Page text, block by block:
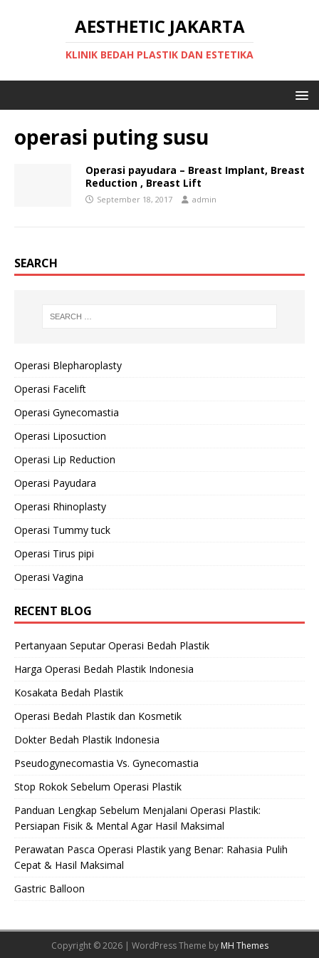
AESTHETIC JAKARTA
KLINIK BEDAH PLASTIK DAN ESTETIKA
operasi puting susu
Operasi payudara – Breast Implant, Breast
Reduction , Breast Lift
September 18, 2017 admin
SEARCH
Operasi Blepharoplasty
Operasi Facelift
Operasi Gynecomastia
Operasi Liposuction
Operasi Lip Reduction
Operasi Payudara
Operasi Rhinoplasty
Operasi Tummy tuck
Operasi Tirus pipi
Operasi Vagina
RECENT BLOG
Pertanyaan Seputar Operasi Bedah Plastik
Harga Operasi Bedah Plastik Indonesia
Kosakata Bedah Plastik
Operasi Bedah Plastik dan Kosmetik
Dokter Bedah Plastik Indonesia
Pseudogynecomastia Vs. Gynecomastia
Stop Rokok Sebelum Operasi Plastik
Panduan Lengkap Sebelum Menjalani Operasi Plastik:
Persiapan Fisik & Mental Agar Hasil Maksimal
Perawatan Pasca Operasi Plastik yang Benar: Rahasia Pulih
Cepat & Hasil Maksimal
Gastric Balloon
Copyright © 2026 | WordPress Theme by MH Themes